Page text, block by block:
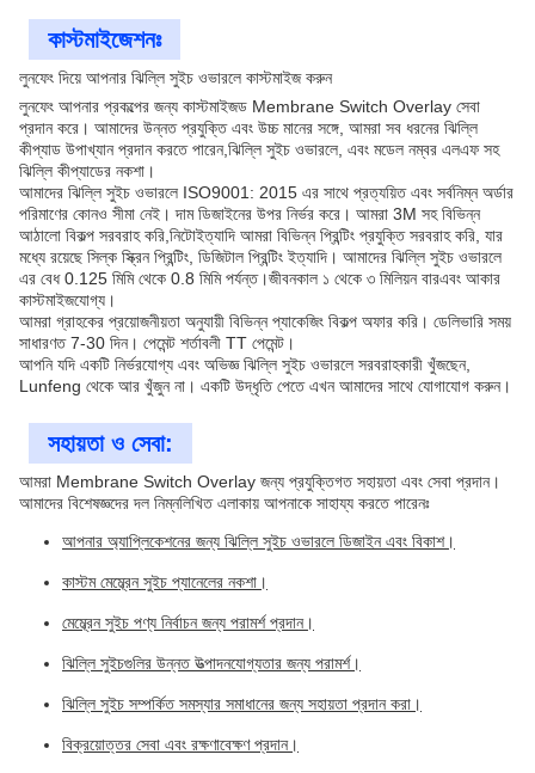
কাস্টমাইজেশনঃ
লুনফেং দিয়ে আপনার ঝিল্লি সুইচ ওভারলে কাস্টমাইজ করুন
লুনফেং আপনার প্রকল্পের জন্য কাস্টমাইজড Membrane Switch Overlay সেবা
প্রদান করে। আমাদের উন্নত প্রযুক্তি এবং উচ্চ মানের সঙ্গে, আমরা সব ধরনের ঝিল্লি
কীপ্যাড উপাখ্যান প্রদান করতে পারেন,ঝিল্লি সুইচ ওভারলে, এবং মডেল নম্বর এলএফ সহ
ঝিল্লি কীপ্যাডের নকশা।
আমাদের ঝিল্লি সুইচ ওভারলে ISO9001: 2015 এর সাথে প্রত্যয়িত এবং সর্বনিম্ন অর্ডার
পরিমাণের কোনও সীমা নেই। দাম ডিজাইনের উপর নির্ভর করে। আমরা 3M সহ বিভিন্ন
আঠালো বিকল্প সরবরাহ করি,নিটোইত্যাদি আমরা বিভিন্ন প্রিন্টিং প্রযুক্তি সরবরাহ করি, যার
মধ্যে রয়েছে সিল্ক স্ক্রিন প্রিন্টিং, ডিজিটাল প্রিন্টিং ইত্যাদি। আমাদের ঝিল্লি সুইচ ওভারলে
এর বেধ 0.125 মিমি থেকে 0.8 মিমি পর্যন্ত।জীবনকাল ১ থেকে ৩ মিলিয়ন বারএবং আকার
কাস্টমাইজযোগ্য।
আমরা গ্রাহকের প্রয়োজনীয়তা অনুযায়ী বিভিন্ন প্যাকেজিং বিকল্প অফার করি। ডেলিভারি সময়
সাধারণত 7-30 দিন। পেমেন্ট শর্তাবলী TT পেমেন্ট।
আপনি যদি একটি নির্ভরযোগ্য এবং অভিজ্ঞ ঝিল্লি সুইচ ওভারলে সরবরাহকারী খুঁজছেন,
Lunfeng থেকে আর খুঁজুন না। একটি উদ্ধৃতি পেতে এখন আমাদের সাথে যোগাযোগ করুন।
সহায়তা ও সেবা:
আমরা Membrane Switch Overlay জন্য প্রযুক্তিগত সহায়তা এবং সেবা প্রদান।
আমাদের বিশেষজ্ঞদের দল নিম্নলিখিত এলাকায় আপনাকে সাহায্য করতে পারেনঃ
আপনার অ্যাপ্লিকেশনের জন্য ঝিল্লি সুইচ ওভারলে ডিজাইন এবং বিকাশ।
কাস্টম মেম্ব্রেন সুইচ প্যানেলের নকশা।
মেম্ব্রেন সুইচ পণ্য নির্বাচন জন্য পরামর্শ প্রদান।
ঝিল্লি সুইচগুলির উন্নত উত্পাদনযোগ্যতার জন্য পরামর্শ।
ঝিল্লি সুইচ সম্পর্কিত সমস্যার সমাধানের জন্য সহায়তা প্রদান করা।
বিক্রয়োত্তর সেবা এবং রক্ষণাবেক্ষণ প্রদান।